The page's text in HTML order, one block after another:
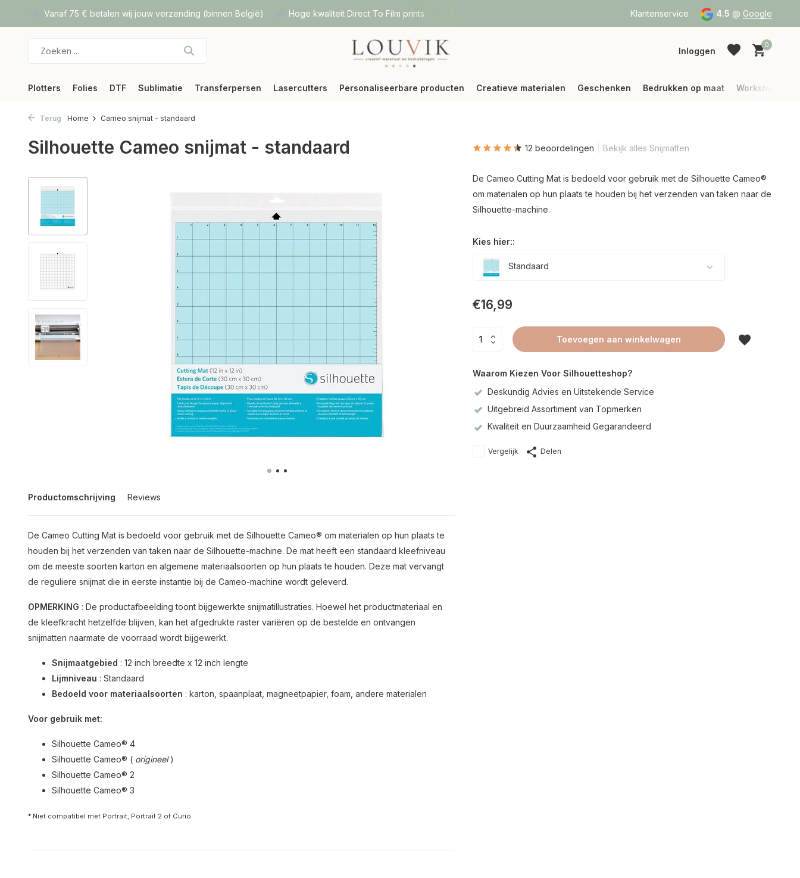
Vanaf 75 € betalen wij jouw verzending (binnen België) Hoge kwaliteit Direct To Film prints Vanaf 75 € betalen wij jouw verzending
Klantenservice 4.5 @ Google
Inloggen
0
Plotters Folies DTF Sublimatie Transferpersen Lasercutters Personaliseerbare producten Creatieve materialen Geschenken Bedrukken op maat Workshops
Terug Home Cameo snijmat - standaard
Silhouette Cameo snijmat - standaard
Productomschrijving Reviews
De Cameo Cutting Mat is bedoeld voor gebruik met de Silhouette Cameo® om materialen op hun plaats te
houden bij het verzenden van taken naar de Silhouette-machine. De mat heeft een standaard kleefniveau
om de meeste soorten karton en algemene materiaalsoorten op hun plaats te houden. Deze mat vervangt
de reguliere snijmat die in eerste instantie bij de Cameo-machine wordt geleverd.
OPMERKING : De productafbeelding toont bijgewerkte snijmatillustraties. Hoewel het productmateriaal en
de kleefkracht hetzelfde blijven, kan het afgedrukte raster variëren op de bestelde en ontvangen
snijmatten naarmate de voorraad wordt bijgewerkt.
Snijmaatgebied : 12 inch breedte x 12 inch lengte
Lijmniveau : Standaard
Bedoeld voor materiaalsoorten : karton, spaanplaat, magneetpapier, foam, andere materialen
Voor gebruik met:
Silhouette Cameo® 4
Silhouette Cameo® ( origineel)
Silhouette Cameo® 2
Silhouette Cameo® 3
* Niet compatibel met Portrait, Portrait 2 of Curio
12 beoordelingen Bekijk alles Snijmatten
De Cameo Cutting Mat is bedoeld voor gebruik met de Silhouette Cameo®
om materialen op hun plaats te houden bij het verzenden van taken naar de
Silhouette-machine.
Kies hier::
Standaard
€16,99
Toevoegen aan winkelwagen
Waarom Kiezen Voor Silhouetteshop?
Deskundig Advies en Uitstekende Service
Uitgebreid Assortiment van Topmerken
Kwaliteit en Duurzaamheid Gegarandeerd
Vergelijk Delen